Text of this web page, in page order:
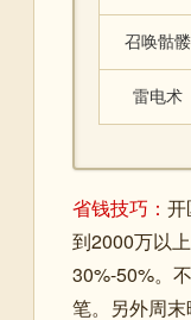
召唤骷髅
雷电术
省钱技巧： 开
到2000万以
30%-50%。
笔。另外周